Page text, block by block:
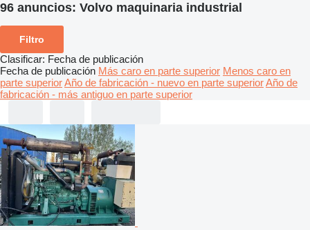
96 anuncios: Volvo maquinaria industrial
Filtro
Clasificar: Fecha de publicación
Fecha de publicación Más caro en parte superior Menos caro en
parte superiorAño de fabricación - nuevo en parte superiorAño de
fabricación - más antiguo en parte superior